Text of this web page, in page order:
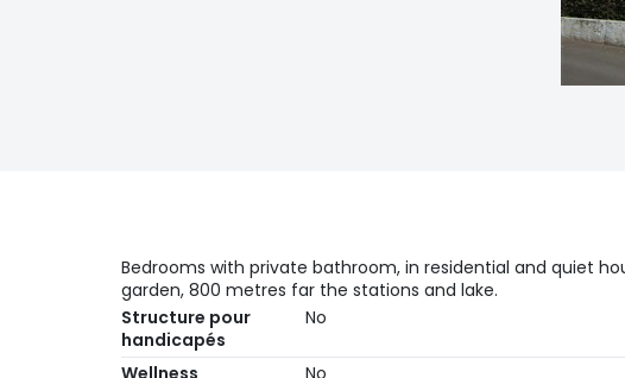
Bedrooms with private bathroom, in residential and quiet
garden, 800 metres far the stations and lake.
Structure pour
handicapés
No
Wellness No